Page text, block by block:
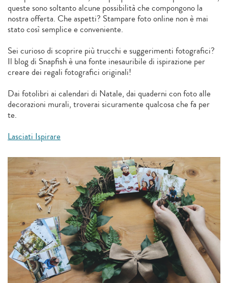
queste sono soltanto alcune possibilità che compongono la
nostra offerta. Che aspetti? Stampare foto online non è mai
stato così semplice e conveniente.
Sei curioso di scoprire più trucchi e suggerimenti fotografici?
Il blog di Snapfish è una fonte inesauribile di ispirazione per
creare dei regali fotografici originali!
Dai fotolibri ai calendari di Natale, dai quaderni con foto alle
decorazioni murali, troverai sicuramente qualcosa che fa per
te.
Lasciati Ispirare